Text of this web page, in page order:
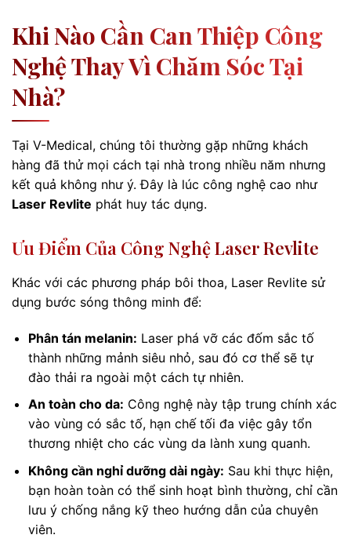
Khi Nào Cần Can Thiệp Công
Nghệ Thay Vì Chăm Sóc Tại
Nhà?
Tại V-Medical, chúng tôi thường gặp những khách
hàng đã thử mọi cách tại nhà trong nhiều năm nhưng
kết quả không như ý. Đây là lúc công nghệ cao như
Laser Revlite phát huy tác dụng.
Ưu Điểm Của Công Nghệ Laser Revlite
Khác với các phương pháp bôi thoa, Laser Revlite sử
dụng bước sóng thông minh để:
Phân tán melanin: Laser phá vỡ các đốm sắc tố
thành những mảnh siêu nhỏ, sau đó cơ thể sẽ tự
đào thải ra ngoài một cách tự nhiên.
An toàn cho da: Công nghệ này tập trung chính xác
vào vùng có sắc tố, hạn chế tối đa việc gây tổn
thương nhiệt cho các vùng da lành xung quanh.
Không cần nghỉ dưỡng dài ngày: Sau khi thực hiện,
bạn hoàn toàn có thể sinh hoạt bình thường, chỉ cần
lưu ý chống nắng kỹ theo hướng dẫn của chuyên
viên.